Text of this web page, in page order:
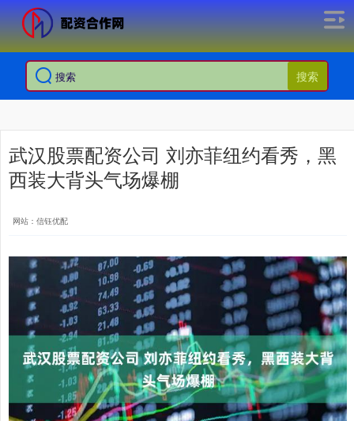
搜索
武汉股票配资公司 刘亦菲纽约看秀，黑
西装大背头气场爆棚
网站：信钰优配